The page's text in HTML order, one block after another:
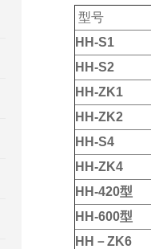
型号
HH-S1
HH-S2
HH-ZK1
HH-ZK2
HH-S4
HH-ZK4
HH-420型
HH-600型
HH－ZK6